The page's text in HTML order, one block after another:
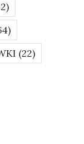
(22)